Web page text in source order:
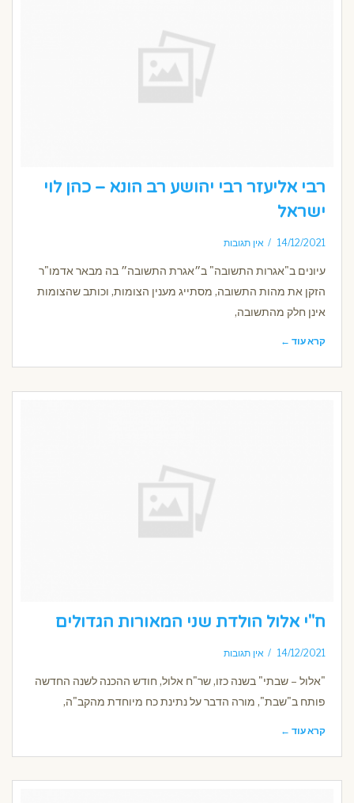
רבי אליעזר רבי יהושע רב הונא – כהן לוי
ישראל
14/12/2021 אין תגובות
עיונים ב"אגרות התשובה" ב״אגרת התשובה״ בה מבאר אדמו"ר
הזקן את מהות התשובה, מסתייג מענין הצומות, וכותב שהצומות
אינן חלק מהתשובה,
קרא עוד ←
ח"י אלול הולדת שני המאורות הגדולים
14/12/2021 אין תגובות
"אלול – שבתי" בשנה כזו, שר"ח אלול, חודש ההכנה לשנה החדשה
פותח ב"שבת", מורה הדבר על נתינת כח מיוחדת מהקב"ה,
קרא עוד ←